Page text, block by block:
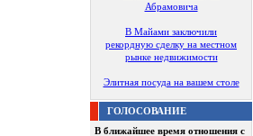
Абрамовича
В Майами заключили
рекордную сделку на местном
рынке недвижимости
Элитная посуда на вашем столе
ГОЛОСОВАНИЕ
В ближайшее время отношения с